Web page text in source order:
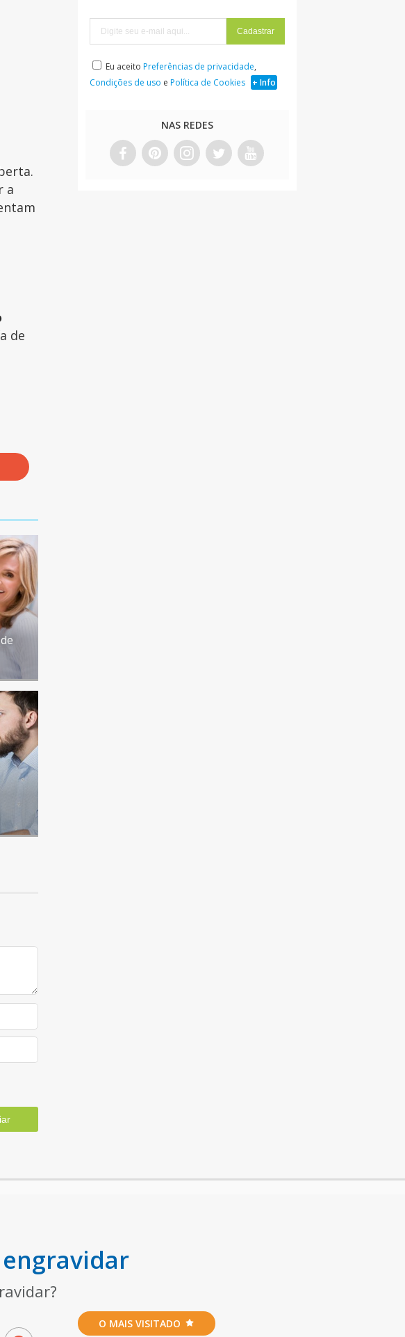
a
de
Eu aceito Preferências de privacidade,
Condições de uso e Política de Cookies + Info
NAS REDES
O MAIS VISITADO